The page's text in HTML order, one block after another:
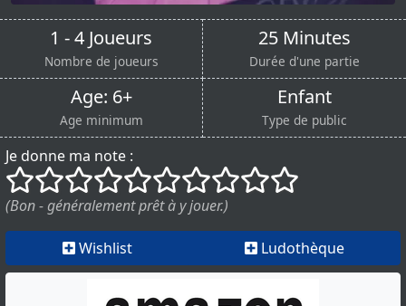
1 - 4 Joueurs
Nombre de joueurs
25 Minutes
Durée d'une partie
Age: 6+
Age minimum
Enfant
Type de public
Je donne ma note :
()
() () () () () () () ()
()
(Bon - généralement prêt à y jouer.)
Wishlist Ludothèque